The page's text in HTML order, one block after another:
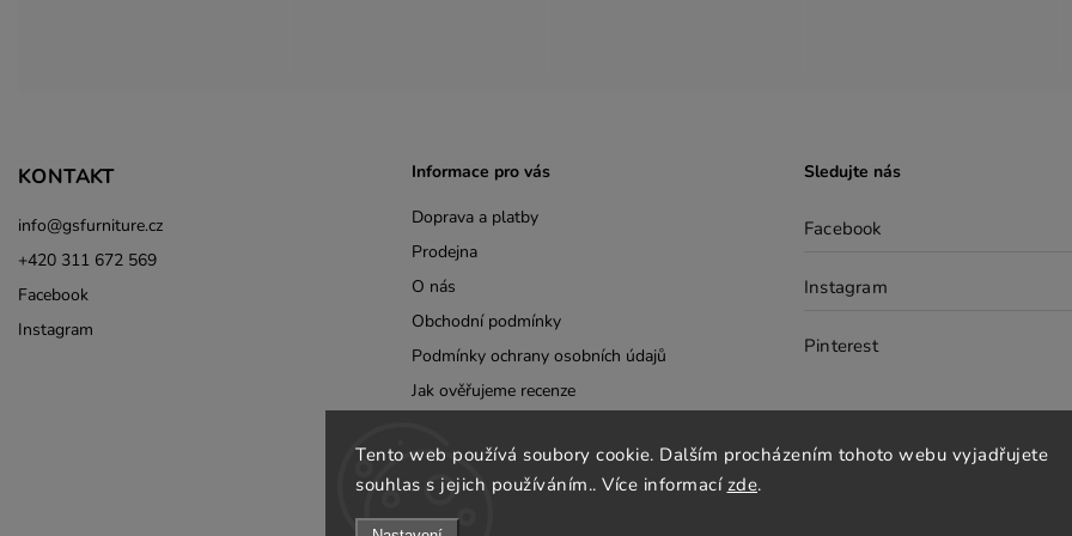
Tento web používá soubory cookie. Dalším procházením tohoto webu vyjadřujete
souhlas s jejich používáním.. Více informací zde.
KONTAKT
info@gsfurniture.cz
+420 311 672 569
Facebook
Instagram
Informace pro vás
Doprava a platby
Prodejna
O nás
Obchodní podmínky
Podmínky ochrany osobních údajů
Jak ověřujeme recenze
B2B
Kontakty
Sledujte nás
Facebook
Instagram
Pinterest